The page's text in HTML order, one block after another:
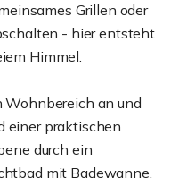
Grillen oder
- hier entsteht
Himmel.
Wohnbereich an und
einer praktischen
durch ein
mit Badewanne.